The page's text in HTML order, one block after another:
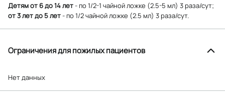
Детям от 6 до 14 лет- по 1/2-1 чайной ложке (2.5-5 мл) 3 раза/сут;
от 3 лет до 5 лет- по 1/2 чайной ложке (2.5 мл) 3 раза/сут.
Ограничения для пожилых пациентов
Нет данных